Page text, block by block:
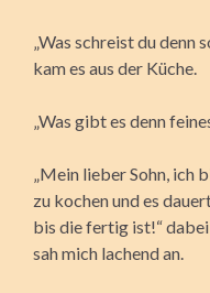
„Was schreist du denn
kam es aus der Küche.
„Was gibt es denn
„Mein lieber Sohn,
zu kochen und es
bis die fertig ist!“
sah mich lachend an.